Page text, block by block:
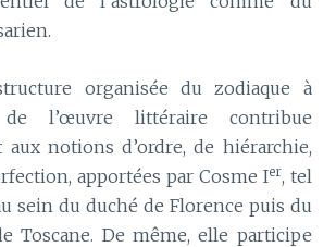
organisée du zodiaque à
de l’œuvre littéraire contribue
aux notions d’ordre, de hiérarchie,
apportées par Cosme Ier, tel
sein du duché de Florence puis du
Toscane. De même, elle participe